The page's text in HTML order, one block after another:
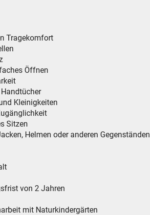
Tragekomfort
Öffnen
Kleinigkeiten
Sitzen
Helmen oder anderen Gegenständen
von 2 Jahren
mit Naturkindergärten